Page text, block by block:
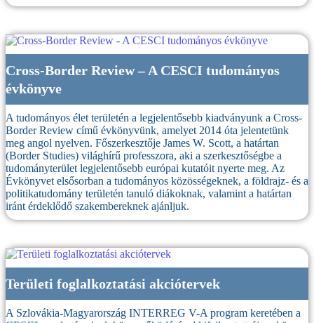
Cross-Border Review – A CESCI tudományos
évkönyve
A tudományos élet területén a legjelentősebb kiadványunk a Cross-
Border Review című évkönyvünk, amelyet 2014 óta jelentetünk
meg angol nyelven. Főszerkesztője James W. Scott, a határtan
(Border Studies) világhírű professzora, aki a szerkesztőségbe a
tudományterület legjelentősebb európai kutatóit nyerte meg. Az
Évkönyvet elsősorban a tudományos közösségeknek, a földrajz- és a
politikatudomány területén tanuló diákoknak, valamint a határtan
iránt érdeklődő szakembereknek ajánljuk.
Területi foglalkoztatási akciótervek
A Szlovákia-Magyarország INTERREG V-A program keretében a